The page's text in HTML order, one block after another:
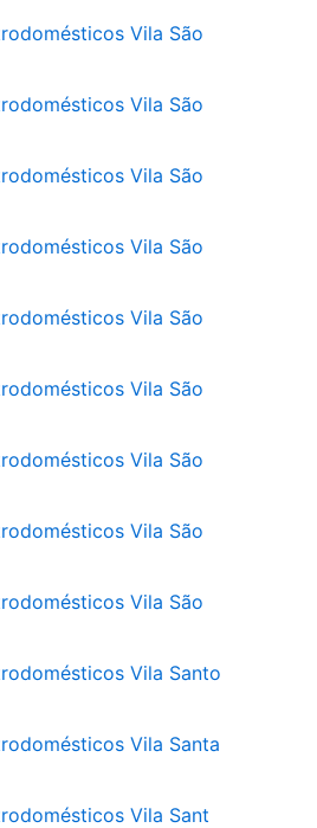
Vila São
Vila São
Vila São
Vila São
Vila São
Vila São
Vila São
Vila São
Vila São
Vila Santo
Vila Santa
Vila Sant